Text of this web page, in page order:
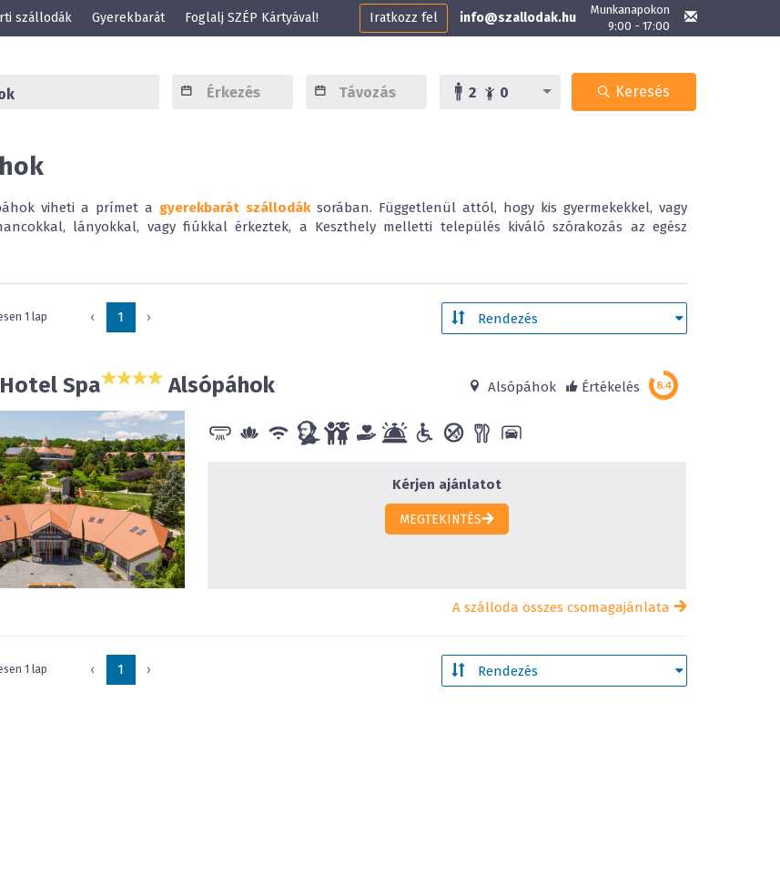
szállodák Gyerekbarát Foglalj SZÉP Kártyával! Iratkozz fel info@szallodak.hu
Munkanapokon
9:00 - 17:00
2 0 Keresés
viheti a prímet a gyerekbarát szállodáksorában. Függetlenül attól, hogy kis gyermekekkel, vagy
lányokkal, vagy fiúkkal érkeztek, a Keszthely melletti település kiváló szórakozás az egész
1 lap ‹ 1 ›
Spa Alsópáhok Alsópáhok Értékelés
Kérjen ajánlatot
MEGTEKINTÉS
A szálloda összes csomagajánlata
1 lap ‹ 1 ›